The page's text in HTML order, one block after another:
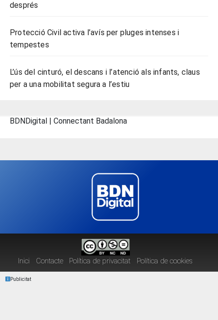
després
Protecció Civil activa l’avís per pluges intenses i
tempestes
L’ús del cinturó, el descans i l’atenció als infants, claus
per a una mobilitat segura a l’estiu
BDNDigital | Connectant Badalona
Inici Contacte Política de privacitat Política de cookies
Publicitat